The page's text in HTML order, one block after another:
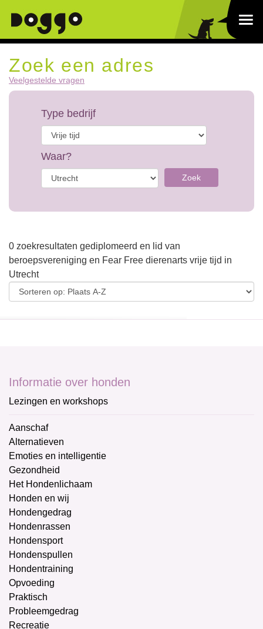
Zoek een adres
Veelgestelde vragen
Type bedrijf
Waar?
Zoek
0 zoekresultaten gediplomeerd en lid van
beroepsvereniging en Fear Free dierenarts vrije tijd in
Utrecht
Informatie over honden
Lezingen en workshops
Aanschaf
Alternatieven
Emoties en intelligentie
Gezondheid
Het Hondenlichaam
Honden en wij
Hondengedrag
Hondenrassen
Hondensport
Hondenspullen
Hondentraining
Opvoeding
Praktisch
Probleemgedrag
Recreatie